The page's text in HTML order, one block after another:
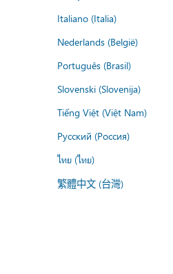
Italiano (Italia)
Nederlands (België)
Português (Brasil)
Slovenski (Slovenija)
Tiếng Việt (Việt Nam)
Русский (Россия)
ไทย (ไทย)
繁體中文 (台灣)